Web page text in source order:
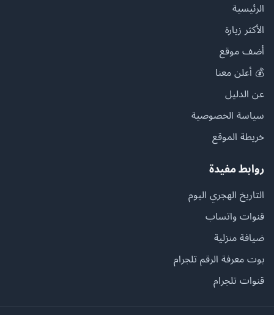
الرئيسية
الأكثر زيارة
أضف موقع
💰 أعلن معنا
عن الدليل
سياسة الخصوصية
خريطة الموقع
روابط مفيدة
التاريخ الهجري اليوم
قنوات واتساب
ضيافة منزلية
بوت معرفة الرقم تلجرام
قنوات تلجرام